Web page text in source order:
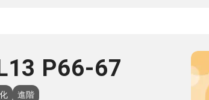
P66-67
進階